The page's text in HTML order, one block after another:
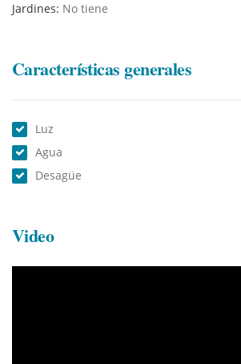
Jardines: No tiene
Características generales
Luz
Agua
Desagüe
Video